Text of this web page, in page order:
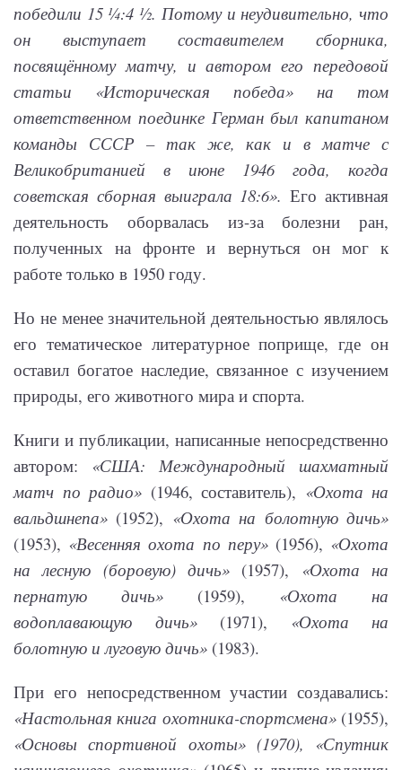
победили 15 ¼:4 ½. Потому и неудивительно, что
он выступает составителем сборника,
посвящённому матчу, и автором его передовой
статьи «Историческая победа» на том
ответственном поединке Герман был капитаном
команды СССР – так же, как и в матче с
Великобританией в июне 1946 года, когда
советская сборная выиграла 18:6».Его активная
деятельность оборвалась из-за болезни ран,
полученных на фронте и вернуться он мог к
работе только в 1950 году.
Но не менее значительной деятельностью являлось
его тематическое литературное поприще, где он
оставил богатое наследие, связанное с изучением
природы, его животного мира и спорта.
Книги и публикации, написанные непосредственно
автором: «США: Международный шахматный
матч по радио» (1946, составитель), «Охота на
вальдшнепа» (1952), «Охота на болотную дичь»
(1953), «Весенняя охота по перу»(1956), «Охота
на лесную (боровую) дичь» (1957), «Охота на
пернатую дичь» (1959), «Охота на
водоплавающую дичь»(1971), «Охота на
болотную и луговую дичь» (1983).
При его непосредственном участии создавались:
«Настольная книга охотника-спортсмена»(1955),
«Основы спортивной охоты» (1970), «Спутник